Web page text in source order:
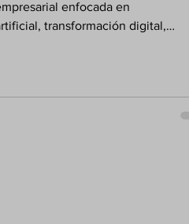
enfocada en
transformación digital,
a crédito, modernizarse y
más digital. Uno de los an